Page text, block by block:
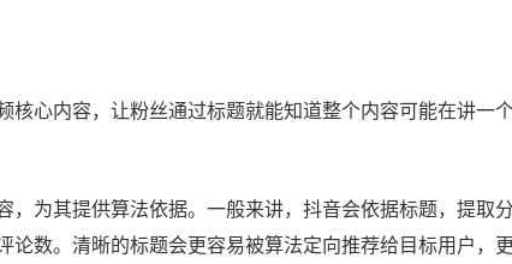
心内容，让粉丝通过标题就能知道整个内容可能在讲一
为其提供算法依据。一般来讲，抖音会依据标题，提取分
数。清晰的标题会更容易被算法定向推荐给目标用户，更